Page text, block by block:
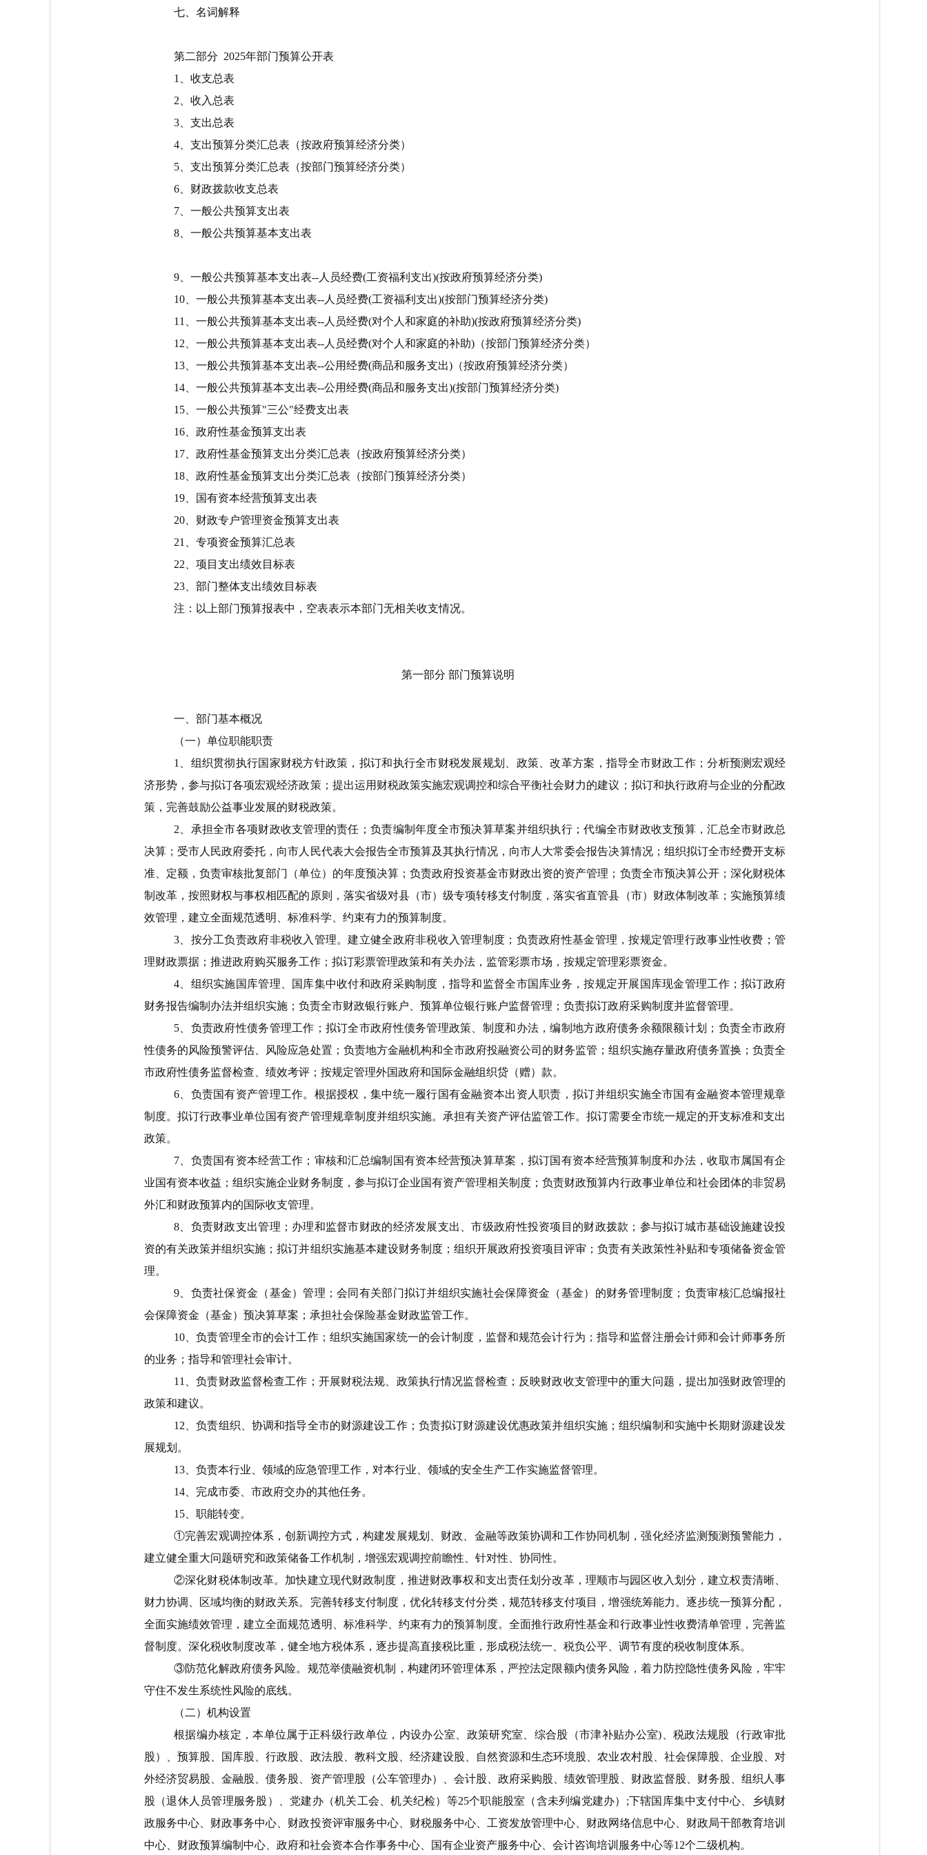
七、名词解释
第二部分 2025年部门预算公开表
1
、收支总表
2 、收入总表
3 、支出总表
4 、支出预算分类汇总表（按政府预算经济分类）
5 、支出预算分类汇总表（按部门预算经济分类）
6 、财政拨款收支总表
7 、一般公共预算支出表
8 、一般公共预算基本支出表
9 、一般公共预算基本支出表--人员经费(工资福利支出)(按政府预算经济分类)
10 、一般公共预算基本支出表--人员经费(工资福利支出)(按部门预算经济分类)
11
、一般公共预算基本支出表--人员经费(对个人和家庭的补助)(按政府预算经济分类)
12 、一般公共预算基本支出表--人员经费(对个人和家庭的补助)（按部门预算经济分类）
13 、一般公共预算基本支出表--公用经费(商品和服务支出)（按政府预算经济分类）
14 、一般公共预算基本支出表--公用经费(商品和服务支出)(按部门预算经济分类)
15 、一般公共预算"三公"经费支出表
16 、政府性基金预算支出表
17 、政府性基金预算支出分类汇总表（按政府预算经济分类）
18 、政府性基金预算支出分类汇总表（按部门预算经济分类）
19 、国有资本经营预算支出表
20 、财政专户管理资金预算支出表
21
、专项资金预算汇总表
22 、项目支出绩效目标表
23 、部门整体支出绩效目标表
注：以上部门预算报表中，空表表示本部门无相关收支情况。
第一部分 部门预算说明
一、部门基本概况
（一）单位职能职责
1
、组织贯彻执行国家财税方针政策，拟订和执行全市财税发展规划、政策、改革方案，指导全市财政工作；分析预测宏观经
济形势，参与拟订各项宏观经济政策；提出运用财税政策实施宏观调控和综合平衡社会财力的建议；拟订和执行政府与企业的分配政
策，完善鼓励公益事业发展的财税政策。
2 、承担全市各项财政收支管理的责任；负责编制年度全市预决算草案并组织执行；代编全市财政收支预算，汇总全市财政总
决算；受市人民政府委托，向市人民代表大会报告全市预算及其执行情况，向市人大常委会报告决算情况；组织拟订全市经费开支标
准、定额，负责审核批复部门（单位）的年度预决算；负责政府投资基金市财政出资的资产管理；负责全市预决算公开；深化财税体
制改革，按照财权与事权相匹配的原则，落实省级对县（市）级专项转移支付制度，落实省直管县（市）财政体制改革；实施预算绩
效管理，建立全面规范透明、标准科学、约束有力的预算制度。
3 、按分工负责政府非税收入管理。建立健全政府非税收入管理制度；负责政府性基金管理，按规定管理行政事业性收费；管
理财政票据；推进政府购买服务工作；拟订彩票管理政策和有关办法，监管彩票市场，按规定管理彩票资金。
4 、组织实施国库管理、国库集中收付和政府采购制度，指导和监督全市国库业务，按规定开展国库现金管理工作；拟订政府
财务报告编制办法并组织实施；负责全市财政银行账户、预算单位银行账户监督管理；负责拟订政府采购制度并监督管理。
5 、负责政府性债务管理工作；拟订全市政府性债务管理政策、制度和办法，编制地方政府债务余额限额计划；负责全市政府
性债务的风险预警评估、风险应急处置；负责地方金融机构和全市政府投融资公司的财务监管；组织实施存量政府债务置换；负责全
市政府性债务监督检查、绩效考评；按规定管理外国政府和国际金融组织贷（赠）款。
6 、负责国有资产管理工作。根据授权，集中统一履行国有金融资本出资人职责，拟订并组织实施全市国有金融资本管理规章
制度。拟订行政事业单位国有资产管理规章制度并组织实施。承担有关资产评估监管工作。拟订需要全市统一规定的开支标准和支出
政策。
7 、负责国有资本经营工作；审核和汇总编制国有资本经营预决算草案，拟订国有资本经营预算制度和办法，收取市属国有企
业国有资本收益；组织实施企业财务制度，参与拟订企业国有资产管理相关制度；负责财政预算内行政事业单位和社会团体的非贸易
外汇和财政预算内的国际收支管理。
8 、负责财政支出管理；办理和监督市财政的经济发展支出、市级政府性投资项目的财政拨款；参与拟订城市基础设施建设投
资的有关政策并组织实施；拟订并组织实施基本建设财务制度；组织开展政府投资项目评审；负责有关政策性补贴和专项储备资金管
理。
9 、负责社保资金（基金）管理；会同有关部门拟订并组织实施社会保障资金（基金）的财务管理制度；负责审核汇总编报社
会保障资金（基金）预决算草案；承担社会保险基金财政监管工作。
10 、负责管理全市的会计工作；组织实施国家统一的会计制度，监督和规范会计行为；指导和监督注册会计师和会计师事务所
的业务；指导和管理社会审计。
11
、负责财政监督检查工作；开展财税法规、政策执行情况监督检查；反映财政收支管理中的重大问题，提出加强财政管理的
政策和建议。
12 、负责组织、协调和指导全市的财源建设工作；负责拟订财源建设优惠政策并组织实施；组织编制和实施中长期财源建设发
展规划。
13 、负责本行业、领域的应急管理工作，对本行业、领域的安全生产工作实施监督管理。
14 、完成市委、市政府交办的其他任务。
15 、职能转变。
①完善宏观调控体系，创新调控方式，构建发展规划、财政、金融等政策协调和工作协同机制，强化经济监测预测预警能力，
建立健全重大问题研究和政策储备工作机制，增强宏观调控前瞻性、针对性、协同性。
②深化财税体制改革。加快建立现代财政制度，推进财政事权和支出责任划分改革，理顺市与园区收入划分，建立权责清晰、
财力协调、区域均衡的财政关系。完善转移支付制度，优化转移支付分类，规范转移支付项目，增强统筹能力。逐步统一预算分配，
全面实施绩效管理，建立全面规范透明、标准科学、约束有力的预算制度。全面推行政府性基金和行政事业性收费清单管理，完善监
督制度。深化税收制度改革，健全地方税体系，逐步提高直接税比重，形成税法统一、税负公平、调节有度的税收制度体系。
③防范化解政府债务风险。规范举债融资机制，构建闭环管理体系，严控法定限额内债务风险，着力防控隐性债务风险，牢牢
守住不发生系统性风险的底线。
（二）机构设置
根据编办核定，本单位属于正科级行政单位，内设办公室、政策研究室、综合股（市津补贴办公室)、税政法规股（行政审批
股）、预算股、国库股、行政股、政法股、教科文股、经济建设股、自然资源和生态环境股、农业农村股、社会保障股、企业股、对
外经济贸易股、金融股、债务股、资产管理股（公车管理办）、会计股、政府采购股、绩效管理股、财政监督股、财务股、组织人事
股（退休人员管理服务股）、党建办（机关工会、机关纪检）等25个职能股室（含未列编党建办）;下辖国库集中支付中心、乡镇财
政服务中心、财政事务中心、财政投资评审服务中心、财税服务中心、工资发放管理中心、财政网络信息中心、财政局干部教育培训
中心、财政预算编制中心、政府和社会资本合作事务中心、国有企业资产服务中心、会计咨询培训服务中心等12个二级机构。